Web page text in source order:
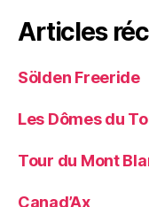
Articles
Sölden Freeride
Les Dômes du
Tour du Mont
Canad’Ax